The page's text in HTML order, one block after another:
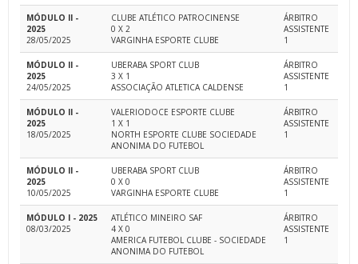
MÓDULO II -
2025
28/05/2025
CLUBE ATLÉTICO PATROCINENSE
0 X 2
VARGINHA ESPORTE CLUBE
ÁRBITRO
ASSISTENTE
1
MÓDULO II -
2025
24/05/2025
UBERABA SPORT CLUB
3 X 1
ASSOCIAÇÃO ATLETICA CALDENSE
ÁRBITRO
ASSISTENTE
1
MÓDULO II -
2025
18/05/2025
VALERIODOCE ESPORTE CLUBE
1 X 1
NORTH ESPORTE CLUBE SOCIEDADE
ANONIMA DO FUTEBOL
ÁRBITRO
ASSISTENTE
1
MÓDULO II -
2025
10/05/2025
UBERABA SPORT CLUB
0 X 0
VARGINHA ESPORTE CLUBE
ÁRBITRO
ASSISTENTE
1
MÓDULO I - 2025
08/03/2025
ATLÉTICO MINEIRO SAF
4 X 0
AMERICA FUTEBOL CLUBE - SOCIEDADE
ANONIMA DO FUTEBOL
ÁRBITRO
ASSISTENTE
1